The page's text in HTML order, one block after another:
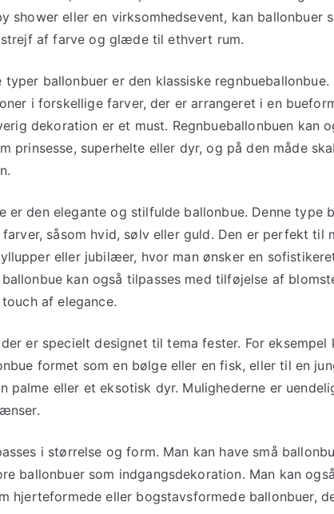
shower eller en virksomhedsevent, kan ballonbuer
af farve og glæde til ethvert rum.
ballonbuer er den klassiske regnbueballonbue.
i forskellige farver, der er arrangeret i en
dekoration er et must. Regnbueballonbuen kan
prinsesse, superhelte eller dyr, og på den måde
er den elegante og stilfulde ballonbue. Denne type
såsom hvid, sølv eller guld. Den er perfekt til
eller jubilæer, hvor man ønsker en
kan også tilpasses med tilføjelse af
af elegance.
er specielt designet til tema fester. For eksempel
formet som en bølge eller en fisk, eller til en
palme eller et eksotisk dyr. Mulighederne er
i størrelse og form. Man kan have små
ballonbuer som indgangsdekoration. Man kan
hjerteformede eller bogstavsformede ballonbuer,